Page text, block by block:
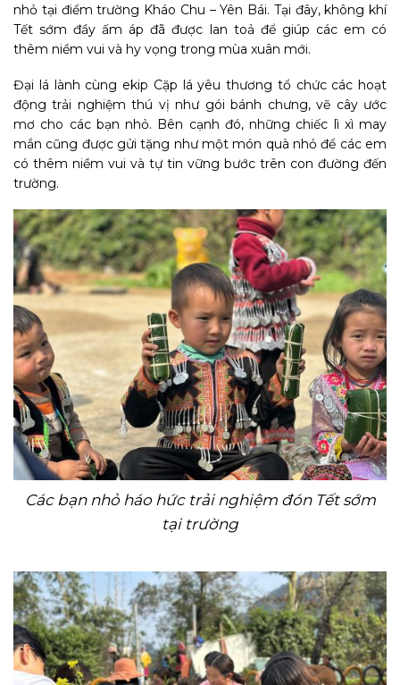
nhỏ tại điểm trường Kháo Chu – Yên Bái. Tại đây, không khí
Tết sớm đầy ấm áp đã được lan toả để giúp các em có
thêm niềm vui và hy vọng trong mùa xuân mới.
Đại lá lành cùng ekip Cặp lá yêu thương tổ chức các hoạt
động trải nghiệm thú vị như gói bánh chưng, vẽ cây ước
mơ cho các bạn nhỏ. Bên cạnh đó, những chiếc lì xì may
mắn cũng được gửi tặng như một món quà nhỏ để các em
có thêm niềm vui và tự tin vững bước trên con đường đến
trường.
Các bạn nhỏ háo hức trải nghiệm đón Tết sớm
tại trường